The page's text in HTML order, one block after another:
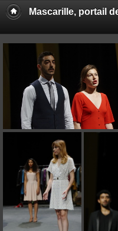
Mascarille, portail